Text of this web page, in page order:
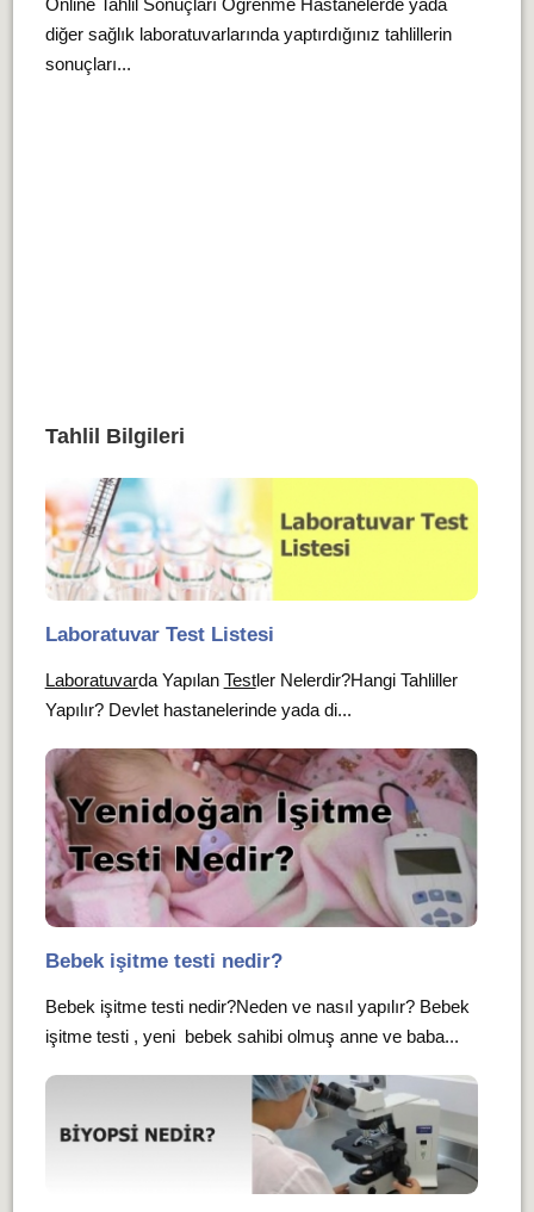
Online Tahlil Sonuçları Öğrenme Hastanelerde yada
diğer sağlık laboratuvarlarında yaptırdığınız tahlillerin
sonuçları...
Tahlil Bilgileri
Laboratuvar Test Listesi
Laboratuvarda Yapılan Testler Nelerdir?Hangi Tahliller
Yapılır? Devlet hastanelerinde yada di...
Bebek işitme testi nedir?
Bebek işitme testi nedir?Neden ve nasıl yapılır? Bebek
işitme testi , yeni bebek sahibi olmuş anne ve baba...